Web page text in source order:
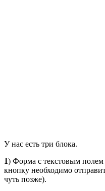
У нас есть три блока.
1) Форма с текстовым
кнопку необходимо
чуть позже).